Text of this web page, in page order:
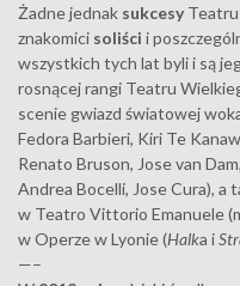
Żadne jednak sukcesyTeatru
znakomici soliści i
wszystkich tych lat byli i są
rosnącej rangi Teatru
scenie gwiazd światowej
Fedora Barbieri, Kiri Te
Renato Bruson, Jose van
Andrea Bocelli, Jose Cura), a
w Teatro Vittorio Emanuele
w Operze w Lyonie (Halka i
—–